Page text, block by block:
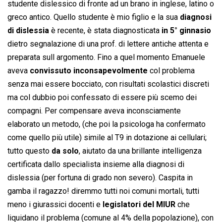
studente dislessico di fronte ad un brano in inglese, latino o
greco antico. Quello studente è mio figlio e la sua diagnosi
di dislessia è recente, è stata diagnosticata in 5° ginnasio
dietro segnalazione di una prof. di lettere antiche attenta e
preparata sull argomento. Fino a quel momento Emanuele
aveva convissuto inconsapevolmente col problema
senza mai essere bocciato, con risultati scolastici discreti
ma col dubbio poi confessato di essere più scemo dei
compagni. Per compensare aveva inconsciamente
elaborato un metodo, (che poi la psicologa ha confermato
come quello più utile) simile al T9 in dotazione ai cellulari;
tutto questo da solo, aiutato da una brillante intelligenza
certificata dallo specialista insieme alla diagnosi di
dislessia (per fortuna di grado non severo). Caspita in
gamba il ragazzo! diremmo tutti noi comuni mortali, tutti
meno i giurassici docenti e legislatori del MIUR che
liquidano il problema (comune al 4% della popolazione), con